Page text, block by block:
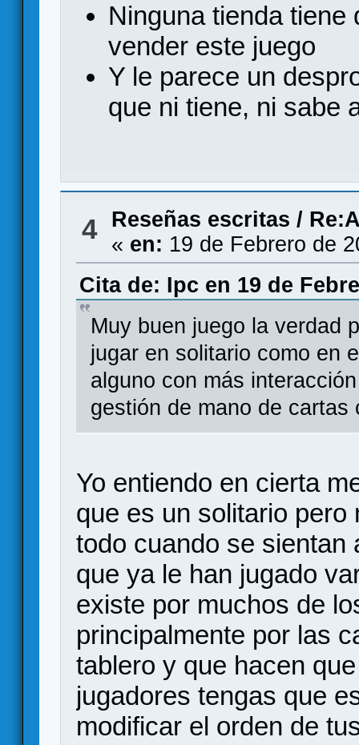
Ninguna tienda tiene
vender este juego
Y le parece un
que ni tiene, ni sabe
4 Reseñas escritas /
« en: 19 de Febrero de
Cita de: Ipc en 19 de
Muy buen juego la verdad
jugar en solitario como en
alguno con más
gestión de mano de
Yo entiendo en cierta
que es un solitario
todo cuando se sientan
que ya le han jugado
existe por muchos de
principalmente por las
tablero y que hacen
jugadores tengas que
modificar el orden de